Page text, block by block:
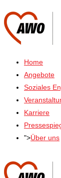
Home
Angebote
Soziales
Karriere
">Über uns